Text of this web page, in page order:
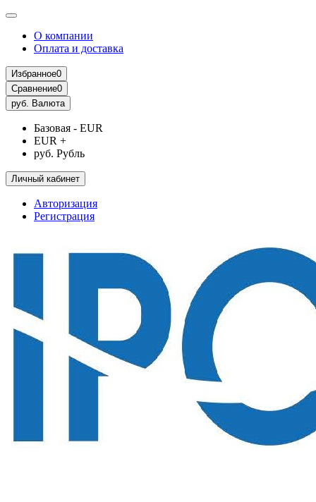
О компании
Оплата и доставка
Избранное0
Сравнение0
руб. Валюта
Базовая - EUR
EUR +
руб. Рубль
Личный кабинет
Авторизация
Регистрация